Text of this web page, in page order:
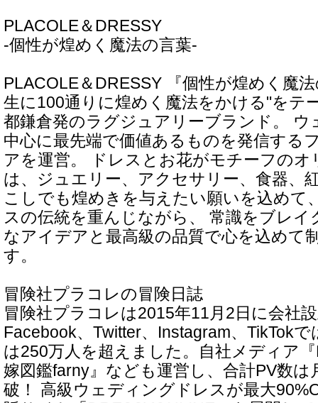
PLACOLE＆DRESSY
-個性が煌めく魔法の言葉-
PLACOLE＆DRESSY 『個性が煌めく魔
生に100通りに煌めく魔法をかける"をテ
都鎌倉発のラグジュアリーブランド。
中心に最先端で価値あるものを発信する
アを運営。 ドレスとお花がモチーフの
は、ジュエリー、アクセサリー、食器、
こしでも煌めきを与えたい願いを込めて
スの伝統を重んじながら、 常識をブレイ
なアイデアと最高級の品質で心を込めて
す。
冒険社プラコレの冒険日誌
冒険社プラコレは2015年11月2日に会社
Facebook、Twitter、Instagram、TikTok
は250万人を超えました。自社メディア
嫁図鑑farny』なども運営し、合計PV数は
破！ 高級ウェディングドレスが最大